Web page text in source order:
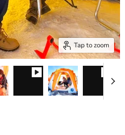
Tap to zoom